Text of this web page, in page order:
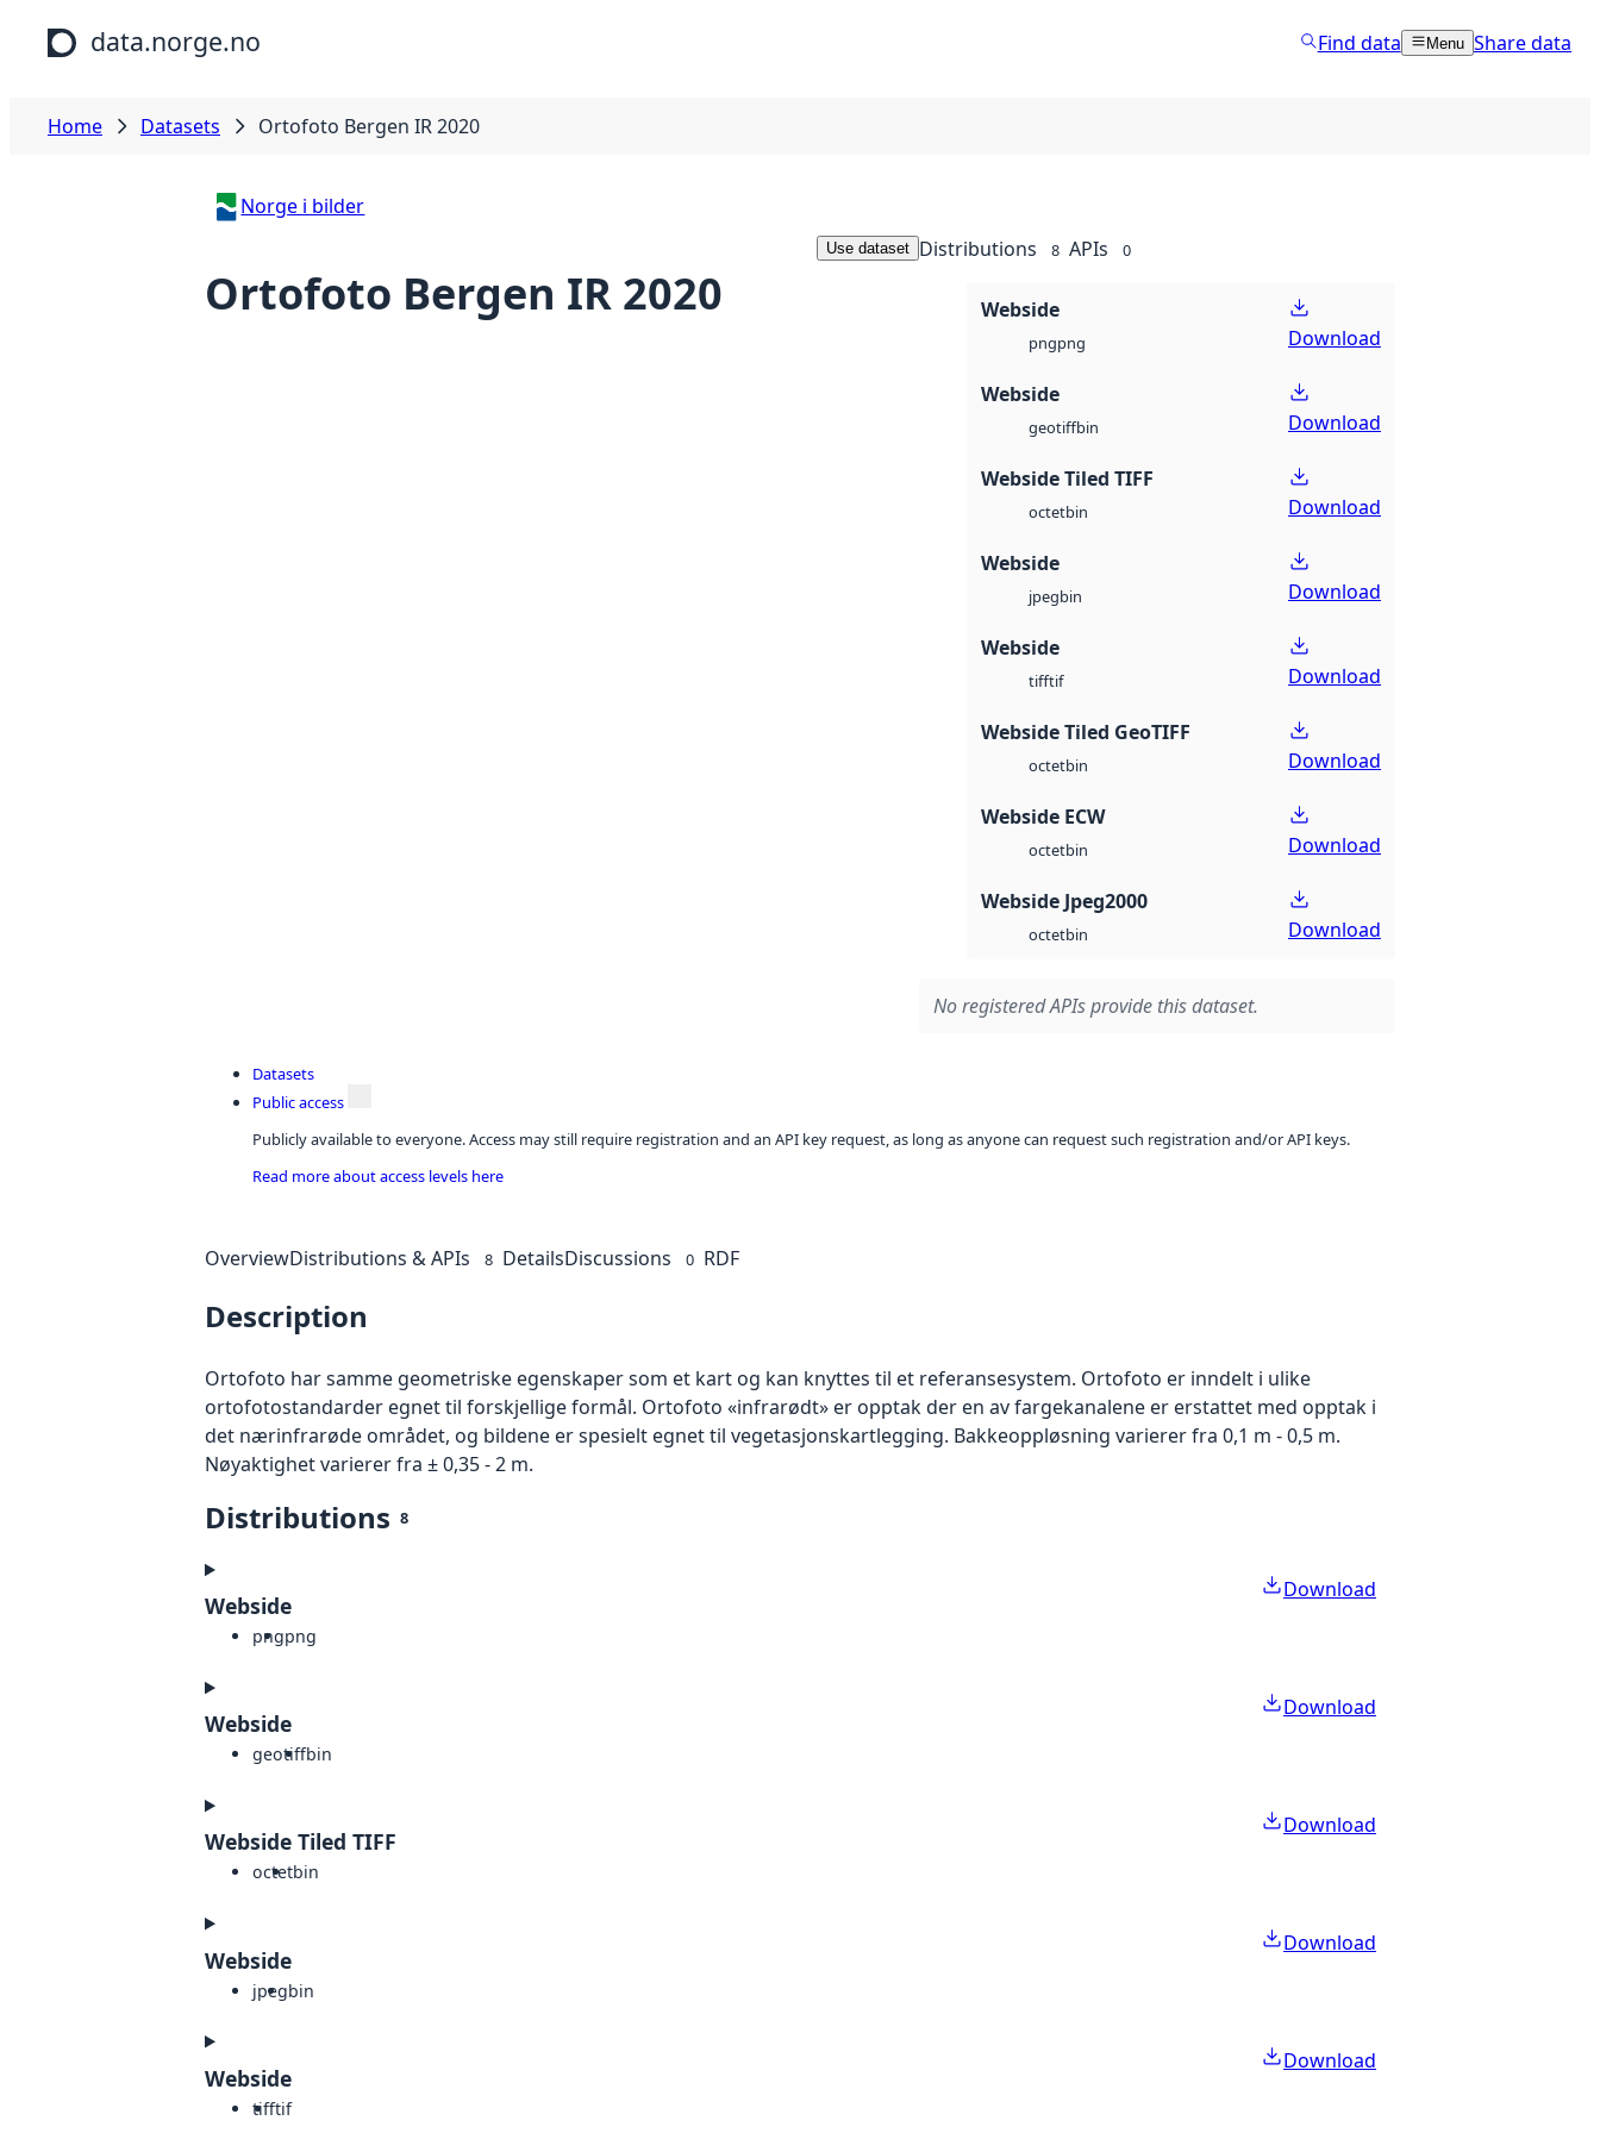
Skip to main content
data.norge.no Find data Menu Share data
Home Datasets Ortofoto Bergen IR 2020
Norge i bilder
Ortofoto Bergen IR 2020
Use dataset Distributions 8 APIs 0
Webside
pngpng Download
Webside
geotiffbin Download
Webside Tiled TIFF
octetbin Download
Webside
jpegbin Download
Webside
tifftif Download
Webside Tiled GeoTIFF
octetbin Download
Webside ECW
octetbin Download
Webside Jpeg2000
octetbin Download
No registered APIs provide this dataset.
Datasets
Public access
Publicly available to everyone. Access may still require registration and an API key request, as long as anyone can request such registration and/or API keys.
Read more about access levels here
OverviewDistributions & APIs 8 DetailsDiscussions 0 RDF
Description
Ortofoto har samme geometriske egenskaper som et kart og kan knyttes til et referansesystem. Ortofoto er inndelt i ulike
ortofotostandarder egnet til forskjellige formål. Ortofoto «infrarødt» er opptak der en av fargekanalene er erstattet med opptak i
det nærinfrarøde området, og bildene er spesielt egnet til vegetasjonskartlegging. Bakkeoppløsning varierer fra 0,1 m - 0,5 m.
Nøyaktighet varierer fra ± 0,35 - 2 m.
Distributions 8
Webside
pngpng
Download
Webside
geotiffbin
Download
Webside Tiled TIFF
octetbin
Download
Webside
jpegbin
Download
Webside
tifftif
Download